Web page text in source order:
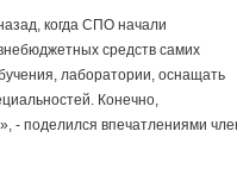
когда СПО начали
средств самих
лаборатории, оснащать
Конечно,
- поделился впечатлениями